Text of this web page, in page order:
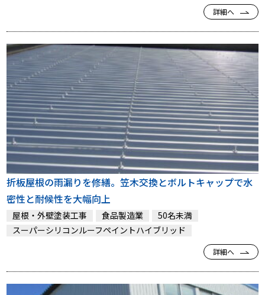
詳細へ
折板屋根の雨漏りを修繕。笠木交換とボルトキャップで水
密性と耐候性を大幅向上
屋根・外壁塗装工事 食品製造業
50名未満
スーパーシリコンルーフペイントハイブリッド
詳細へ